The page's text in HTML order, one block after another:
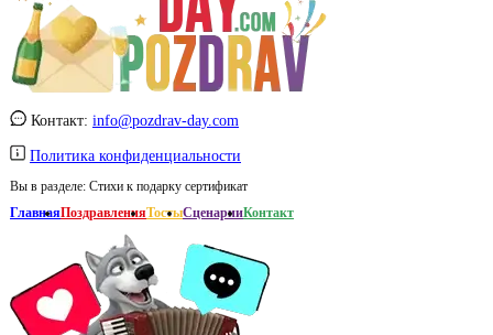
Контакт: info@pozdrav-day.com
Политика конфиденциальности
Вы в разделе: Стихи к подарку сертификат
ГлавнаяПоздравленияТостыСценарииКонтакт